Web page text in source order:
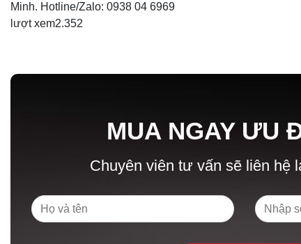
Minh. Hotline/Zalo: 0938 04 6969
lượt xem2.352
MUA NGAY ƯU
Chuyên viên tư vấn sẽ liên hệ